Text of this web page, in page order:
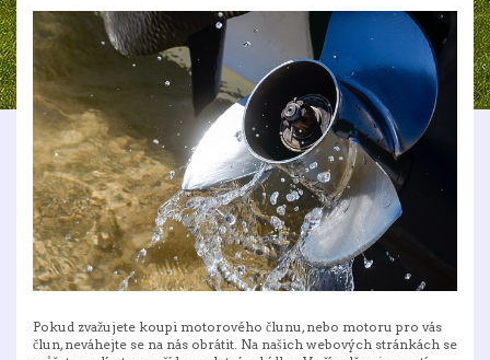
Pokud zvažujete koupi motorového člunu, nebo motoru pro vás
člun, neváhejte se na nás obrátit. Na našich webových stránkách se